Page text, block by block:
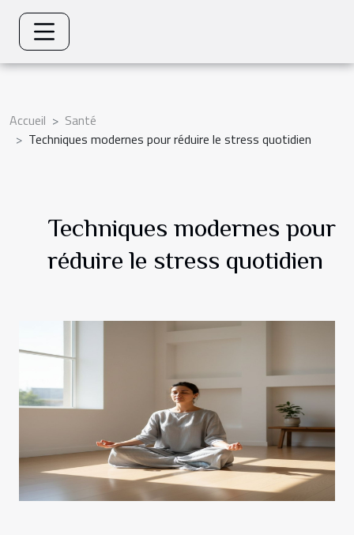
Accueil
Santé
Techniques modernes pour réduire le stress quotidien
Techniques modernes pour
réduire le stress quotidien